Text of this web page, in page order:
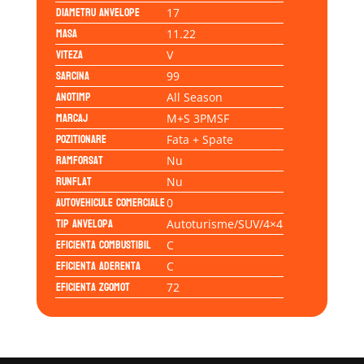
Diametru anvelope 17
Masa 11.22
Viteza V
Sarcina 99
Anotimp All Season
Marcaj M+S 3PMSF
Pozitionare Fata + Spate
Ramforsat Nu
Runflat Nu
Autovehicule comerciale0
Tip anvelopa Autoturisme/SUV/4×4
Eficienta Combustibil C
Eficienta Aderenta C
Eficienta Zgomot 72